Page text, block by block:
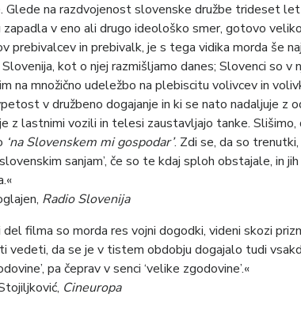
Glede na razdvojenost slovenske družbe trideset
zapadla v eno ali drugo ideološko smer, gotovo
prebivalcev in prebivalk, je s tega vidika morda še
Slovenija, kot o njej razmišljamo danes; Slovenci so
na množično udeležbo na plebiscitu volivcev in
v družbeno dogajanje in ki se nato nadaljuje z
z lastnimi vozili in telesi zaustavljajo tanke.
‘na Slovenskem mi gospodar’. Zdi se, da so
sanjam’, če so te kdaj sploh obstajale, in
Radio Slovenija
del filma so morda res vojni dogodki, videni skozi
vedeti, da se je v tistem obdobju dogajalo tudi
pa čeprav v senci ‘velike zgodovine’.«
Cineuropa